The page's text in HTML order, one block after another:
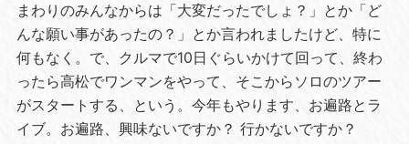
まわりのみんなからは「大変だったでしょ？」とか「ど
んな願い事があったの？」とか言われましたけど、特に
何もなく。で、クルマで10日ぐらいかけて回って、終わ
ったら高松でワンマンをやって、そこからソロのツアー
がスタートする、という。今年もやります、お遍路とラ
イブ。お遍路、興味ないですか？ 行かないですか？